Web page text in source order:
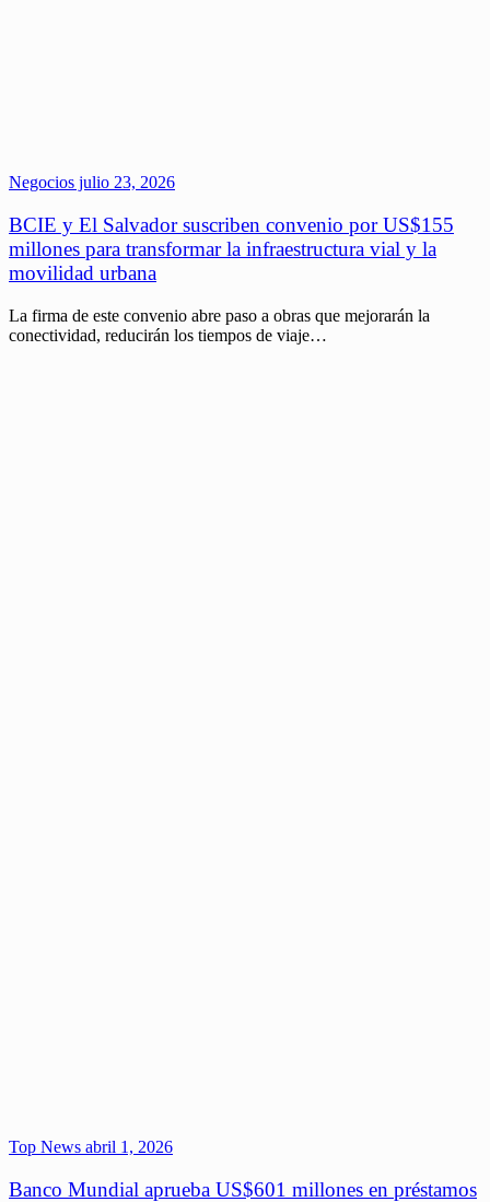
Negocios julio 23, 2026
BCIE y El Salvador suscriben convenio por US$155
millones para transformar la infraestructura vial y la
movilidad urbana
La firma de este convenio abre paso a obras que mejorarán la
conectividad, reducirán los tiempos de viaje…
Top News abril 1, 2026
Banco Mundial aprueba US$601 millones en préstamos